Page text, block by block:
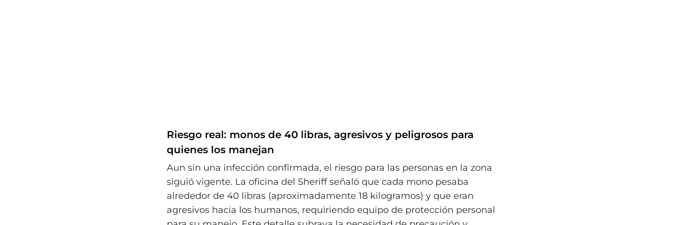
Riesgo real: monos de 40 libras, agresivos y peligrosos para
quienes los manejan
Aun sin una infección confirmada, el riesgo para las personas en la zona
siguió vigente. La oficina del Sheriff señaló que cada mono pesaba
alrededor de 40 libras (aproximadamente 18 kilogramos) y que eran
agresivos hacia los humanos, requiriendo equipo de protección personal